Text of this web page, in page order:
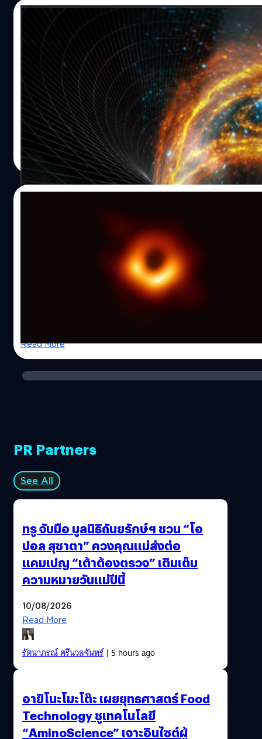
ขนาด 34 พันล้านเท่าของมวลดวงอาทิตย์ของเรา ดร.คริสโตเ
A black hole is an object so compact that nothing
gravitational pull. Not even light. On Earth an
launched with a speed of 11 km/s if it is to escape
gravity and go into orbit. But the escape velocity
exceeds the speed of light. Since nothing can
this ultimate speed, black holes suck in
light, which makes them utterly dark and
superheated disc of material, an accretion disc.
hole the material gets, the more and more of its
which is why the hole grows darker towards its
ดาวฤกษ์มันจะทำการดึงสสารต่าง ๆ ออกมาจากดาวหลังจาก
กลืนสสารเหล่านั้นเข้าไป และปล่อย X-Ray (รังสี X) ออกมา นัก
วิทยาศาสตร์จะสามารถตรวจสอบรังสี X ที่ถูกปล่อยออกมาไ
เขารู้ว่าหลุมดำอยู่ตรงไหน แต่วิธีการนี้มีข้อจำกัดเพราะมันจะใ
กับหลุมดำที่อยู่ใกล้กับดาวฤกษ์ที่มันโคจรด้วยเท่านั้น อย่างไร
นักวิทยาศาสตร์เชื่อว่ายังมีหลุมดำอีกจำนวนมากที่ไม่ได้โคจรใ
ดาวฤกษ์ นั่นทำให้พวกมันหายาก เหมือนกับเล่นซ่อนหาอยู่ในอ
เดียว งานวิจัยชิ้นใหม่นี้ทำให้เราเห็นว่าตอนนี้นักวิทยาศาสตร์มี
หาหลุมดำที่ลอยเคว้งไม่ใกล้กับดาวฤกษ์ดวงไหนได้แล้ว โดยก
spectroscopy (เครื่องมือในการตรวจวัดปริมาณแสง โดยอาศั
คุณสมบัติของความยาวคลื่นแสง ที่สัมพันธ์กับชนิดของสสาร)
ทำการระบุหลุมดำเหล่านั้น นักวิทยาศาสตร์จะเริ่มทำการค้นห
shift (ค่าความยาวแสงที่ดาวปล่อยออกมา) ที่มีการเปลี่ยนแปล
ผ่านไป การเปลี่ยนแปลงของ Doppler shift สามารถช่วยชี้เป้
เปลี่ยนแปลงไปในรูปแบบที่แน่นอน แสดงว่ามีวัตถุขนาดใหญ่ก
ผ่านดวงดาวดวงนั้น เมื่อนำเงื่อนไขทั้งสองมารวมกันเราก็จะส
หลุมดำได้! ในตอนนี้นักวิทยาศาสตร์กำลังอยู่ในขั้นตอนการพิ
ประโยชน์ของวิธีการดังกล่าวอยู่ หากพวกเขาประสบความสำเร็
เครื่องมือใหม่สำหรับค้นหาหลุมดำจำนวนมากทั่วกาแล็กซีของ
12/06/2019
งานวิจัยชี้! หลุมดำระเหยได้ตามคำทำนายของ
Hawking
ในปี 1974 มีหนึ่งคำทำนายที่โด่งดังมากของ Stephen
หลุมดำนั้นจะสามารถระเหยและหายไปในที่สุด ซึ่งเป็นเรื่องน่า
และดูไม่น่าเป็นไปได้ แต่ในวันนี้มีงานวิจัยจำนวนมากออกมายื
หลุมดำสามารถระเหยได้ และอาจระเหยหายไปได้ในที่สุดอย่า
ที่ Hawking กล่าวจริงๆ Stephen Hawking เชื่อว่าหลุมดำนั้น
แต่มันปล่อยอานุภาคออกมาทำให้กลายเป็นสีดำ Hawking เชื่
เหล่านี้ถูกปล่อยออกมาพร้อมกับพลังงาน มวล และอนุภาคขอ
จนในวันหนึ่งหลุมดำจะหายไปก่อนหน้านี้ทฤษฎีนี้ไม่ได้รับการ
ยากจะทำการพิสูจน์ แต่ในวันนี้มันได้รับการยอมรับอย่างกว้าง
รังสี Hawking (เป็นการแผ่รังสีของวัตถุดำที่ปล่อยออกมาจา
เนื่องจากกรากฎการณ์ทางควอนตัม) ในห้องปฏิบัติการ แม้ว่า
รังสี Hawking ยากที่จะทำการตรวจจับได้ในอวกาศโดยเครื่อ
แต่นักฟิสิกส์ได้เห็นการแผ่รังสีนี้ในอะนาล็อกหลุมดำที่สร้างขึ้น
คลื่นเสียง และ สสารที่เย็นและแปลกที่สุดในจักรวาล คำถามคื
ได้ไงในเมื่อหลุมดำเป็นวัตถุที่มีแรงดึงดูดสูงจนขนาดที่แสงยัง
ตอบคือคู่อนุภาค ในขณะที่เราคิดว่าสูญญากาศนั้นว่างเปล่า แ
แต่เมื่อมาเจอแรงดึงดูดของหลุมดำ คู่อนุภาคที่มีอนุภาคพลังง
จะถูกดูดเข้าไปข้างใน แต่โชคไม่ดีนักที่อนุภาคลบเหล่านั้นจะ
พลังงาน และ มวลของหลุมดำให้ลดลงไปเรื่อยๆ และคู่อนุภาค
ปก็เป็นเครื่องยืนยันได้ว่าทฤษฎีของ Hawking นั้นเป็นไปได้จริ
Natnaree TK| 2615 days ago
Read More
นักวิทยาศาสตร์ถ่ายภาพ “หลุมดำ” ได้ครั้งแรก
ถือเป็นหนึ่งในเรื่องลึกลับทางวิทยาศาสตร์ที่ได้รับการพิสูจน์อย่
ทางการแล้วกับหลุมดำ กลุ่มก้อนแรงดึงดูดมหาศาล ที่มีอำนา
แสงก็ไม่สามารถหนีพ้น เมื่อเช้าวันพุธที่ 10 เมษายน ที่ผ่านมา
Horizon Telescope Collaboration (EHT) หน่วยงานกล้องโ
และใช้เวลากว่า 2 สัปดาห์ผ่านการประมวลผลผ่าน
กาแลคซีที่อยู่ใกล้กับ Virgo กาแลคซี ที่อยู่ห่างจากโลกไป 55
ได้ ถือเป็นหนึ่งเรื่องที่น่ายินดีในความก้าวหน้าทางอวกาศ แต่สิ่
อนาคตเราอาจค้นพบความลับอีกมากมายที่จักรวาลซ่อนไว้ก็ได้
https://www.facebook.com/NARITpage/videos/
Read More
PR Partners
See All
ทรู จับมือ มูลนิธิถันยรักษ์ฯ ชวน “โอ
ปอล สุชาตา” ควงคุณแม่ส่งต่อ
แคมเปญ “เต้าต้องตรวจ” เติมเต็ม
ความหมายวันแม่ปีนี้
10/08/2026
Read More
รัตนาภรณ์ ศรีนวลจันทร์| 5 hours ago
อายิโนะโมะโต๊ะ เผยยุทธศาสตร์ Food
Technology ชูเทคโนโลยี
“AminoScience” เจาะอินไซต์ผู้